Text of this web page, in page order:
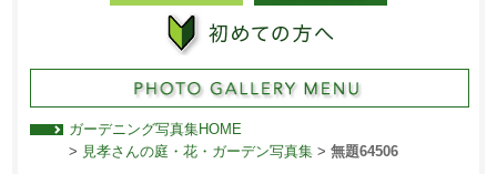
ガーデニング写真集HOME
> 見孝さんの庭・花・ガーデン写真集> 無題64506